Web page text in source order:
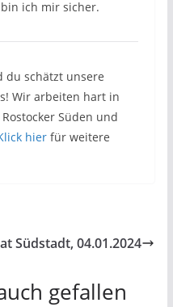
ich mir sicher.
du schätzt unsere
Wir arbeiten hart in
Süden und
hierfür weitere
Südstadt, 04.01.2024
gefallen